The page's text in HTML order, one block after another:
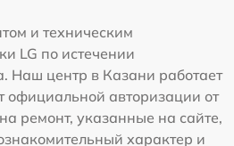
и техническим
LG по истечении
Наш центр в Казани работает
официальной авторизации от
ремонт, указанные на сайте,
характер и